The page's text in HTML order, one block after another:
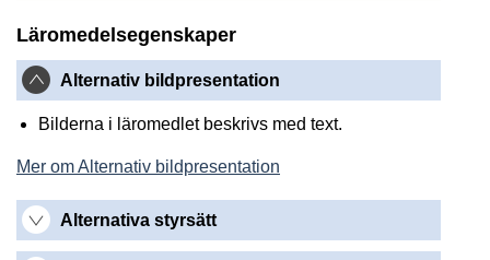
Läromedelsegenskaper
Alternativ bildpresentation
Bilderna i läromedlet beskrivs med text.
Mer om Alternativ bildpresentation
Alternativa styrsätt